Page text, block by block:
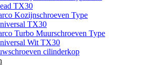
TX30
Kozijnschroeven Type
TX30
Turbo Muurschroeven Type
Wit TX30
cilinderkop